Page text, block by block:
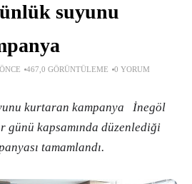
suyunu
1 YIL ÖNCE 467,0 GÖRÜNTÜLEME 0 YORUM
kurtaran kampanya İnegöl
günü kapsamında düzenlediği
tamamlandı.